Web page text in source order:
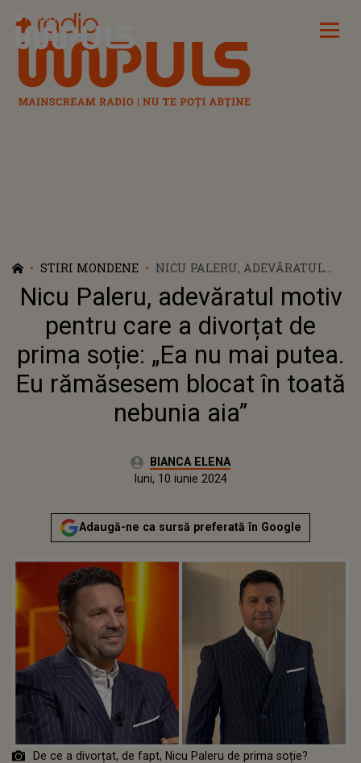
Radio Impuls
STIRI MONDENE
NICU PALERU, ADEVĂRATUL
MOTIV PENTRU CARE A
DIVORȚAT DE PRIMA SOȚIE: „EA
NU MAI PUTEA. EU
RĂMĂSESEM BLOCAT ÎN TOATĂ
NEBUNIA AIA”
Nicu Paleru, adevăratul motiv
pentru care a divorțat de
prima soție: „Ea nu mai putea.
Eu rămăsesem blocat în toată
nebunia aia”
Autor:BIANCA ELENA
Publicat:
luni, 10 iunie 2024
Adaugă-ne ca sursă preferată în Google
De ce a divorțat, de fapt, Nicu Paleru de prima soție?